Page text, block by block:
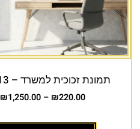
תמונת זכוכית למשרד – AU-013
₪220.00
–
₪1,250.00